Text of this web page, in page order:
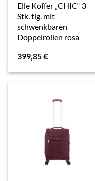
Elle Koffer „CHIC“ 3
Stk. tlg. mit
schwenkbaren
Doppelrollen rosa
399,85€